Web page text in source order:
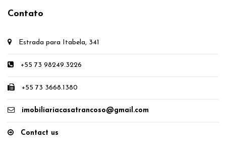
Contato
Estrada para Itabela, 341
+55 73 98249.3226
+55 73 3668.1380
imobiliariacasatrancoso@gmail.com
Contact us